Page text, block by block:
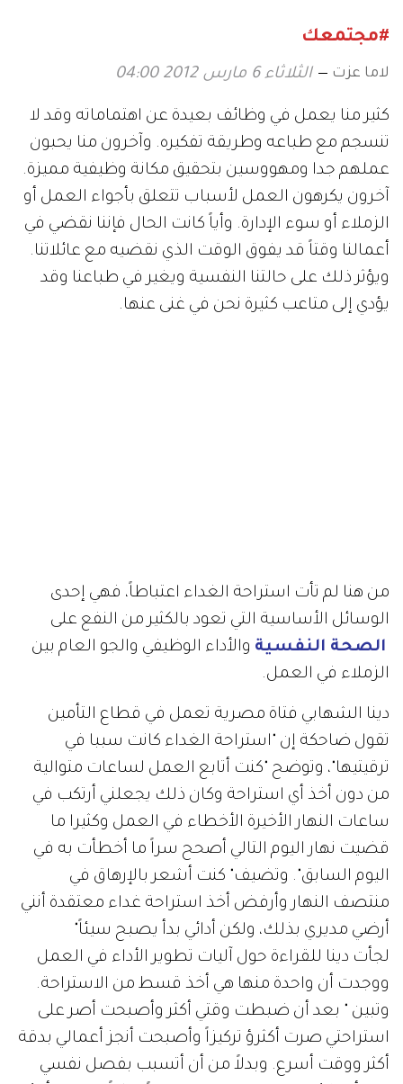
#مجتمعك
لاما عزت الثلاثاء 6 مارس 2012 04:00
كثير منا يعمل في وظائف بعيدة عن اهتماماته وقد لا
تنسجم مع طباعه وطريقة تفكيره. وآخرون منا يحبون
عملهم جدا ومهووسين بتحقيق مكانة وظيفية مميزة.
آخرون يكرهون العمل لأسباب تتعلق بأجواء العمل أو
الزملاء أو سوء الإدارة. وأياً كانت الحال فإننا نقضي في
أعمالنا وقتاً قد يفوق الوقت الذي نقضيه مع عائلاتنا.
ويؤثر ذلك على حالتنا النفسية ويغير في طباعنا وقد
يؤدي إلى متاعب كثيرة نحن في غنى عنها.
من هنا لم تأت استراحة الغداء اعتباطاً، فهي إحدى
الوسائل الأساسية التي تعود بالكثير من النفع على
الصحة النفسية والأداء الوظيفي والجو العام بين
الزملاء في العمل.
دينا الشهابي فتاة مصرية تعمل في قطاع التأمين
تقول ضاحكة إن "استراحة الغداء كانت سببا في
ترقيتيها"، وتوضح "كنت أتابع العمل لساعات متوالية
من دون أخذ أي استراحة وكان ذلك يجعلني أرتكب في
ساعات النهار الأخيرة الأخطاء في العمل وكثيرا ما
قضيت نهار اليوم التالي أصحح سراً ما أخطأت به في
اليوم السابق". وتضيف" كنت أشعر بالإرهاق في
منتصف النهار وأرفض أخذ استراحة غداء معتقدة أنني
أرضي مديري بذلك، ولكن أدائي بدأ يصبح سيئاً"
لجأت دينا للقراءة حول آليات تطوير الأداء في العمل
ووجدت أن واحدة منها هي أخذ قسط من الاستراحة.
وتبين " بعد أن ضبطت وقتي أكثر وأصبحت أصر على
استراحتي صرت أكثرؤ تركيزاً وأصبحت أنجز أعمالي بدقة
أكثر ووقت أسرع. وبدلاً من أن أتسبب بفصل نفسي